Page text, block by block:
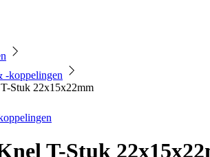
-koppelingen
Stuk 22x15x22mm
T-Stuk